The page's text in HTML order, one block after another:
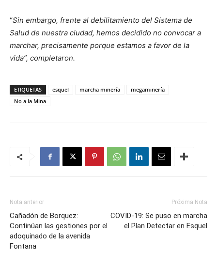
“Sin embargo, frente al debilitamiento del Sistema de
Salud de nuestra ciudad, hemos decidido no convocar a
marchar, precisamente porque estamos a favor de la
vida”, completaron.
ETIQUETAS esquel marcha minería
megaminería
No a la Mina
Nota anterior
Cañadón de Borquez:
Continúan las gestiones por el
adoquinado de la avenida
Fontana
Próxima Nota
COVID-19: Se puso en marcha
el Plan Detectar en Esquel